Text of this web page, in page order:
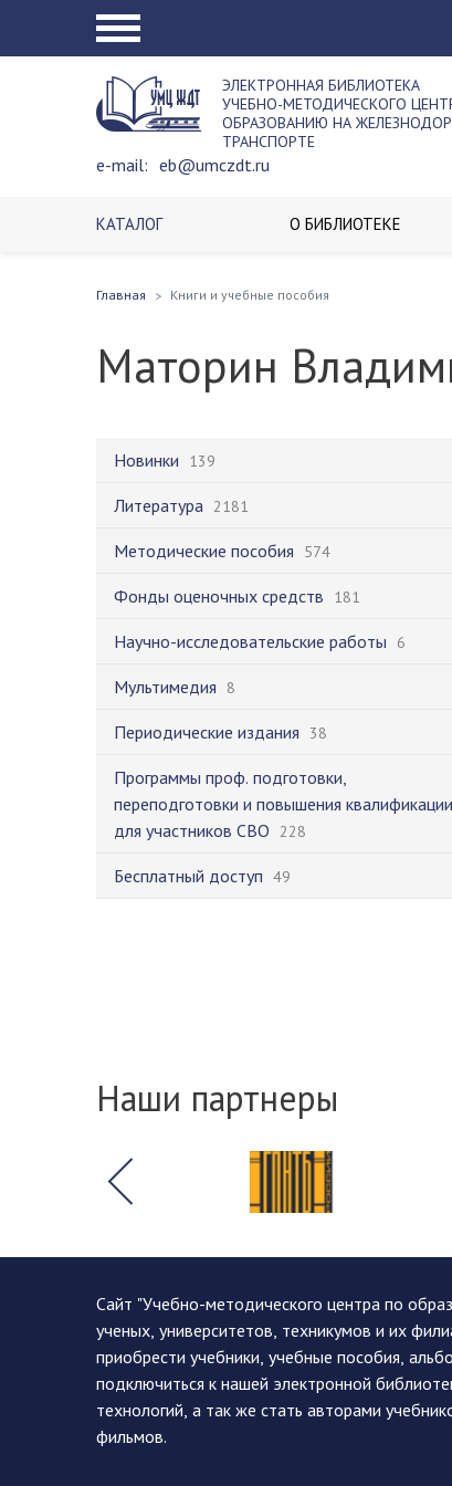
ЭЛЕКТРОННАЯ БИБЛИОТЕКА
УЧЕБНО-МЕТОДИЧЕСКОГО
ОБРАЗОВАНИЮ НА
ТРАНСПОРТЕ
e-mail: eb@umczdt.ru
КАТАЛОГ О БИБЛИОТЕКЕ
Главная Книги и учебные пособия
Маторин
Новинки 139
Литература 2181
Методические пособия 574
Фонды оценочных средств 181
Научно-исследовательские работы 6
Мультимедия 8
Периодические издания 38
Программы проф. подготовки,
переподготовки и повышения квалификации
для участников СВО 228
Бесплатный доступ 49
Наши партнеры
Сайт "Учебно-методического центра по
ученых, университетов, техникумов и их
приобрести учебники, учебные пособия,
подключиться к нашей электронной
технологий, а так же стать авторами
фильмов.